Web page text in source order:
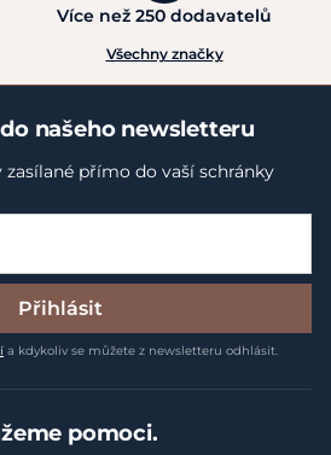
Více než 250 dodavatelů
Všechny značky
našeho newsletteru
zasílané přímo do vaší schránky
Přihlásit
a kdykoliv se můžete z newsletteru odhlásit.
pomoci.